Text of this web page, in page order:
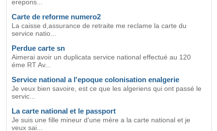
erepons...
Carte de reforme numero2
La caisse d,assurance de retraite me reclame la carte du
service natio...
Perdue carte sn
Aimerai avoir un duplicata service national effectué au 120
éme RT Av...
Service national a l'epoque colonisation enalgerie
Je veux bien savoire, est ce que les algeriens qui ont passé le
servic...
La carte national et le passport
Je suis une fille mineur d'une mère a la carte national et je
veux sai...